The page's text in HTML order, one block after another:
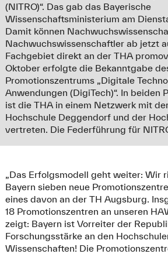
(NITRO)“. Das gab das Bayerische
Wissenschaftsministerium am
Damit können
Nachwuchswissenschaftler ab jetzt
Fachgebiet direkt an der THA
Oktober erfolgte die Bekanntgabe
Promotionszentrums „Digitale
Anwendungen (DigiTech)“. In beiden
ist die THA in einem Netzwerk mit
Hochschule Deggendorf und der
vertreten. Die Federführung für
„Das Erfolgsmodell geht weiter: Wir
Bayern sieben neue
eines davon an der TH Augsburg.
18 Promotionszentren an unseren
zeigt: Bayern ist Vorreiter der
Forschungsstärke an den
Wissenschaften! Die